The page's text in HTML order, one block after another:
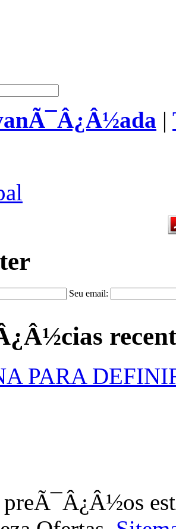
|
Seu email:
PARA
preÃ¯Â¿Â½os